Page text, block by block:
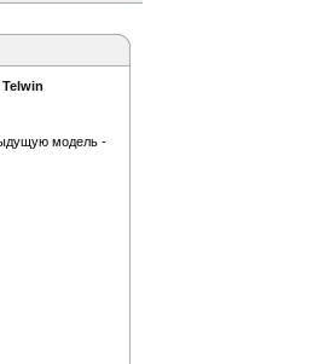
модель -